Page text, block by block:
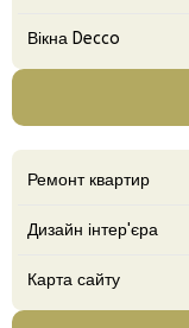
Вікна Decco
Ремонт квартир
Дизайн інтер'єра
Карта сайту